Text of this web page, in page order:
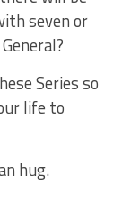
seven or
Series so
life to
hug.